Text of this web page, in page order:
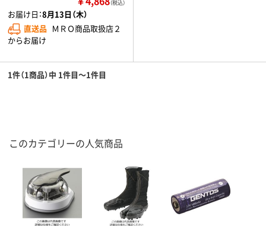
（税込）
お届け日：8月13日（木）
直送品 ＭＲＯ商品取扱店２
からお届け
1件（1商品）中 1件目～1件目
このカテゴリーの人気商品